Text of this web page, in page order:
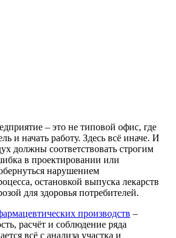
– это не типовой офис, где
и начать работу. Здесь всё иначе. И
должны соответствовать строгим
в проектировании или
нарушением
остановкой выпуска лекарств
для здоровья потребителей.
производств –
расчёт и соблюдение ряда
всё с анализа участка и